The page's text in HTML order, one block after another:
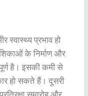
स्वास्थ्य प्रभाव हो
के निर्माण और
है। इसकी कमी से
हो सकते हैं। दूसरी